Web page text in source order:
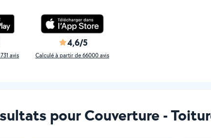
avis
4,6/5
Calculé à partir de 66000 avis
pour Couverture -